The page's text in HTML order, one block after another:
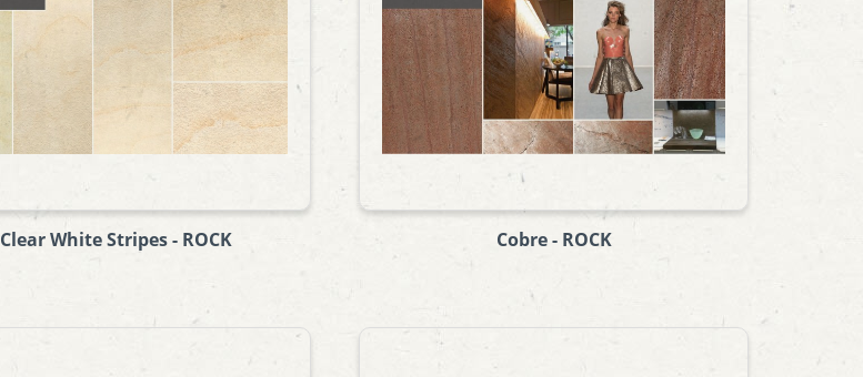
Clear White Stripes - ROCK Cobre - ROCK